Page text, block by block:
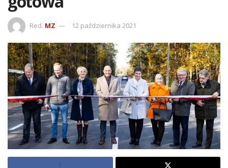
Red. MZ 12 października 2021